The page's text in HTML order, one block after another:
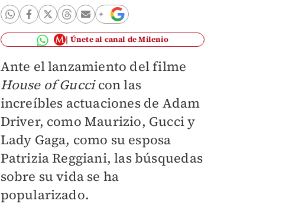
Únete al canal de Milenio
Ante el lanzamiento del filme
House of Guccicon las
increíbles actuaciones de Adam
Driver, como Maurizio, Gucci y
Lady Gaga, como su esposa
Patrizia Reggiani, las búsquedas
sobre su vida se ha
popularizado.